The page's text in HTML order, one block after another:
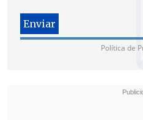
Política de